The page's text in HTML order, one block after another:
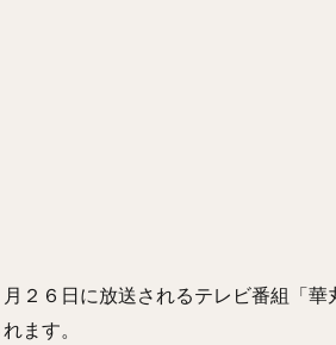
月２６日に放送されるテレビ番組「
ます。